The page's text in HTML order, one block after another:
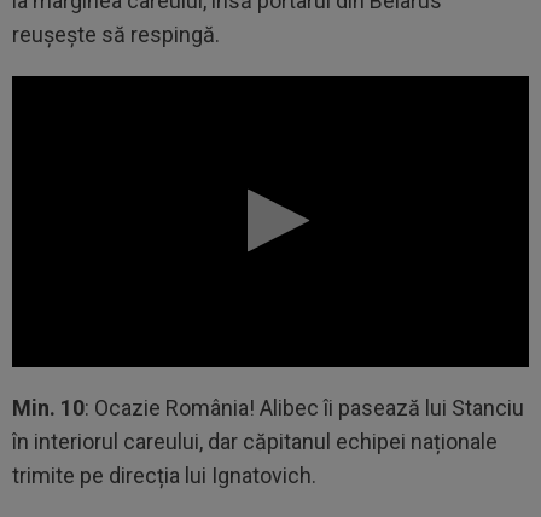
reușește să respingă.
Min. 10: Ocazie România! Alibec îi pasează lui Stanciu
în interiorul careului, dar căpitanul echipei naționale
trimite pe direcția lui Ignatovich.